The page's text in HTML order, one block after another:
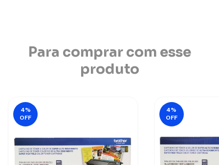
Para comprar com esse
produto
4%
OFF
4%
OFF